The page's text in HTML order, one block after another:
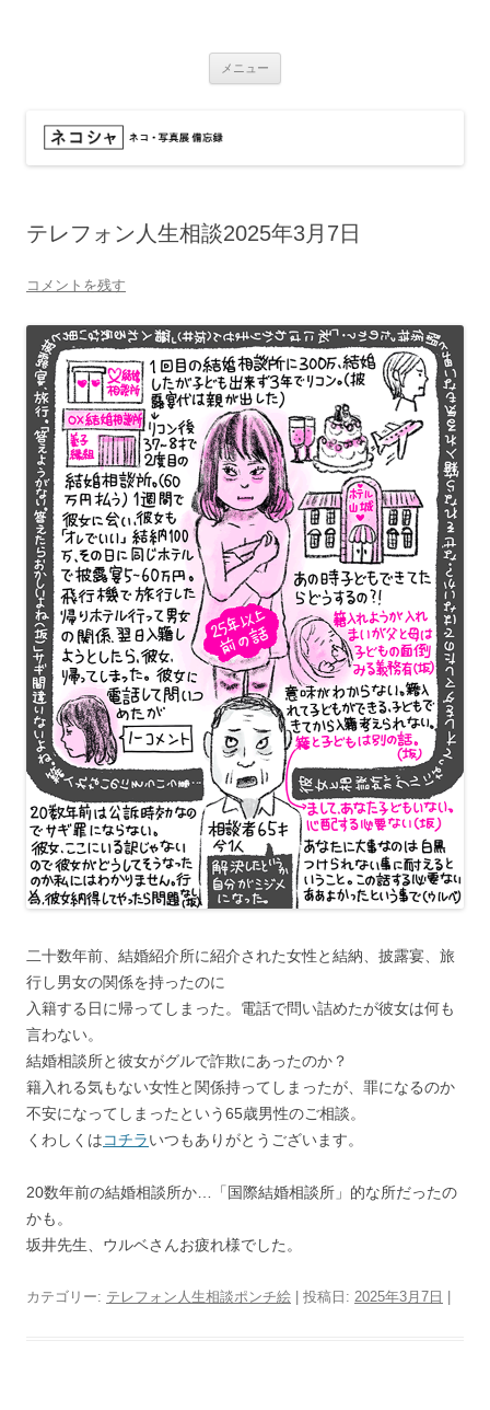
メニュー
テレフォン人生相談2025年3月7日
コメントを残す
二十数年前、結婚紹介所に紹介された女性と結納、披露宴、旅
行し男女の関係を持ったのに
入籍する日に帰ってしまった。電話で問い詰めたが彼女は何も
言わない。
結婚相談所と彼女がグルで詐欺にあったのか？
籍入れる気もない女性と関係持ってしまったが、罪になるのか
不安になってしまったという65歳男性のご相談。
くわしくはコチラいつもありがとうございます。
20数年前の結婚相談所か…「国際結婚相談所」的な所だったの
かも。
坂井先生、ウルベさんお疲れ様でした。
カテゴリー: テレフォン人生相談ポンチ絵 | 投稿日: 2025年3月7日